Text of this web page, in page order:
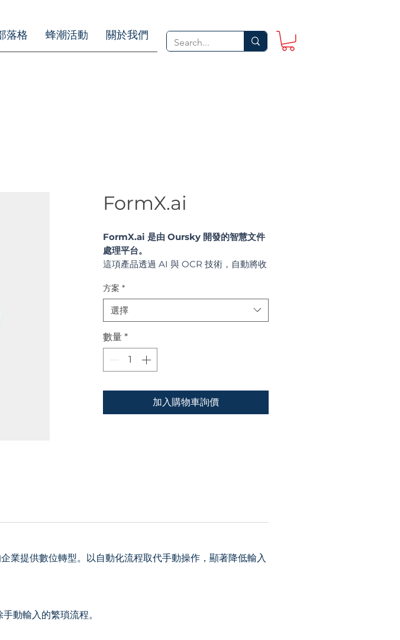
落格 蜂潮活動 關於我們
FormX.ai
FormX.ai 是由 Oursky 開發的智慧文件
處理平台。
這項產品透過 AI 與 OCR 技術，自動將收
消除手動輸入錯誤，實現企業流程自動
化。
方案 *
選擇
數量 *
加入購物車詢價
業提供數位轉型。以自動化流程取代手動操作，顯著降低輸入
動輸入的繁瑣流程。